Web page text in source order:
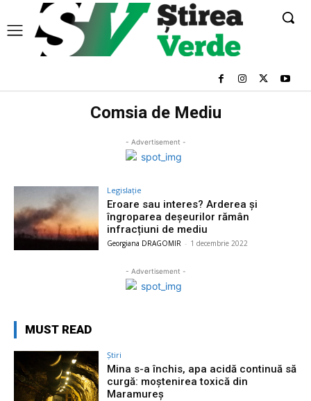
Comsia de Mediu
- Advertisement -
Legislație
Eroare sau interes? Arderea și
îngroparea deșeurilor rămân
infracțiuni de mediu
Georgiana DRAGOMIR - 1 decembrie 2022
- Advertisement -
MUST READ
Știri
Mina s-a închis, apa acidă continuă să
curgă: moștenirea toxică din
Maramureș